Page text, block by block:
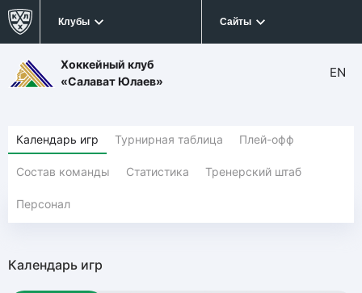
Клубы Сайты
Хоккейный клуб
«Салават Юлаев»
EN
Календарь игр Турнирная таблица Плей-офф
Состав команды Статистика Тренерский штаб
Персонал
Календарь игр